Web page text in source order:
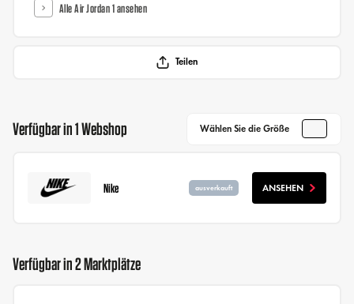
Alle Air Jordan 1 ansehen
Teilen
Verfügbar in 1 Webshop Wählen Sie die Größe
Nike ausverkauft ANSEHEN
Verfügbar in 2 Marktplätze